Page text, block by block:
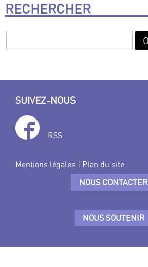
RECHERCHER
SUIVEZ-NOUS
RSS
Mentions légales | Plan du site
NOUS CONTACTER
NOUS SOUTENIR